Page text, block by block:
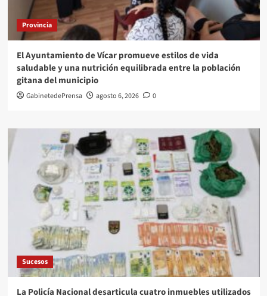
Provincia
El Ayuntamiento de Vícar promueve estilos de vida
saludable y una nutrición equilibrada entre la población
gitana del municipio
GabinetedePrensa agosto 6, 2026 0
Sucesos
La Policía Nacional desarticula cuatro inmuebles utilizados